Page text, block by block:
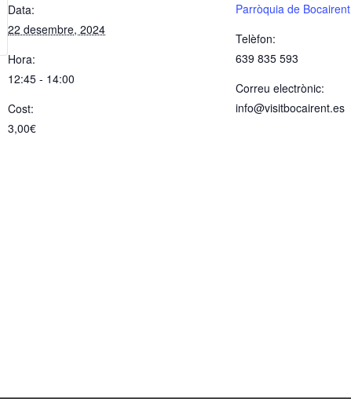
Data:
22 desembre, 2024
Hora:
12:45 - 14:00
Cost:
3,00€
Parròquia de Bocairent
Telèfon:
639 835 593
Correu electrònic:
info@visitbocairent.es